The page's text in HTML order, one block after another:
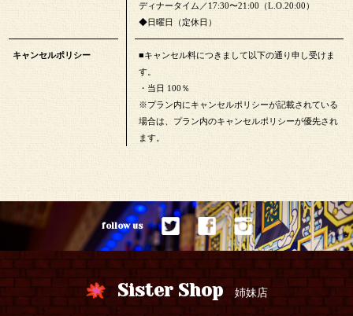
ディナータイム／17:30〜21:00（L.O.20:00）
◆日曜日（定休日）
キャンセルポリシー
■キャンセル料につきまして以下の通り申し受けま
す。
・当日 100％
※プラン内にキャンセルポリシーが記載されている
場合は、プラン内のキャンセルポリシーが優先され
ます。
follow us
Sister Shop 姉妹店